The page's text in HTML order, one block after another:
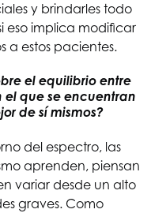
y brindarles todo
eso implica modificar
a estos pacientes.
el equilibrio entre
que se encuentran
de sí mismos?
del espectro, las
aprenden, piensan
variar desde un alto
graves. Como